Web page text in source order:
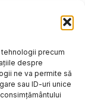
precum
despre
ne va permite să
sau ID-uri unice